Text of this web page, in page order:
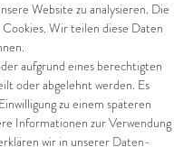
Website zu analysieren. Die
Wir teilen diese Daten
aufgrund eines berechtigten
oder abgelehnt werden. Es
zu einem späteren
Informationen zur Verwendung
wir in unserer Daten­